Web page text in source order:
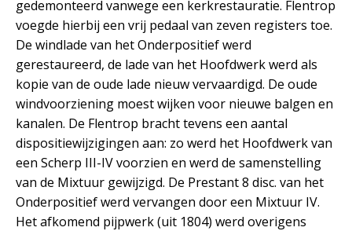
gedemonteerd vanwege een kerkrestauratie. Flentrop
voegde hierbij een vrij pedaal van zeven registers toe.
De windlade van het Onderpositief werd
gerestaureerd, de lade van het Hoofdwerk werd als
kopie van de oude lade nieuw vervaardigd. De oude
windvoorziening moest wijken voor nieuwe balgen en
kanalen. De Flentrop bracht tevens een aantal
dispositiewijzigingen aan: zo werd het Hoofdwerk van
een Scherp III-IV voorzien en werd de samenstelling
van de Mixtuur gewijzigd. De Prestant 8 disc. van het
Onderpositief werd vervangen door een Mixtuur IV.
Het afkomend pijpwerk (uit 1804) werd overigens